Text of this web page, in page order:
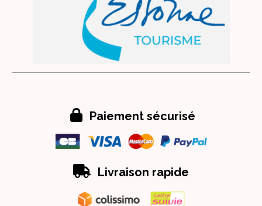
 Paiement sécurisé
 Livraison rapide